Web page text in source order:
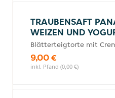
TRAUBENSAFT
WEIZEN UND
Blätterteigtorte mit
9,00 €
inkl. Pfand (0,00 €)